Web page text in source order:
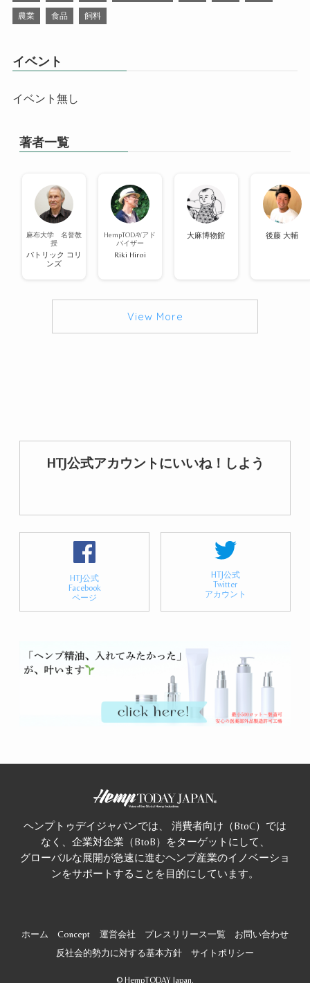
農業 食品 飼料
イベント
イベント無し
著者一覧
麻布大学 名誉教
授
パトリック コリ
ンズ
HempTODAYアド
バイザー
Riki Hiroi
大麻博物館 後藤 大輔
View More
HTJ公式アカウントにいいね！しよう
HTJ公式
Facebook
ページ
HTJ公式
Twitter
アカウント
ヘンプトゥデイジャパンでは、 消費者向け（BtoC）では
なく、企業対企業（BtoB）をターゲットにして、
グローバルな展開が急速に進むヘンプ産業のイノベーショ
ンをサポートすることを目的にしています。
ホーム Concept 運営会社 プレスリリース一覧
お問い合わせ
反社会的勢力に対する基本方針
サイトポリシー
© HempTODAY Japan.